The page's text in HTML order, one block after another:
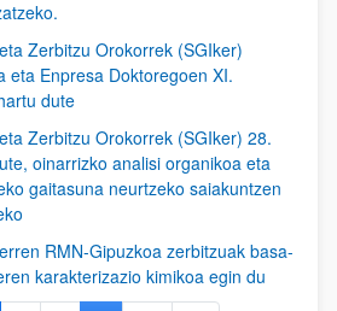
Zerbitzu Orokorrek (SGIker)
eta Enpresa Doktoregoen XI.
dute
Zerbitzu Orokorrek (SGIker) 28.
oinarrizko analisi organikoa eta
gaitasuna neurtzeko saiakuntzen
RMN-Gipuzkoa zerbitzuak basa-
karakterizazio kimikoa egin du